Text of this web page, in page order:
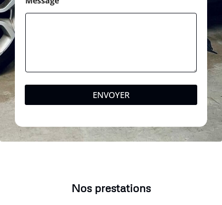
ENVOYER
Nos prestations